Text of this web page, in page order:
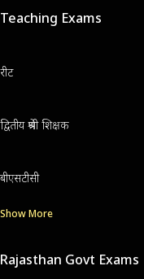
Teaching Exams
रीट
द्वितीय श्रेणी शिक्षक
बीएसटीसी
Show More
Rajasthan Govt Exams